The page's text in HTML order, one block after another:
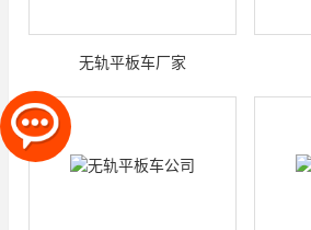
无轨平板车厂家